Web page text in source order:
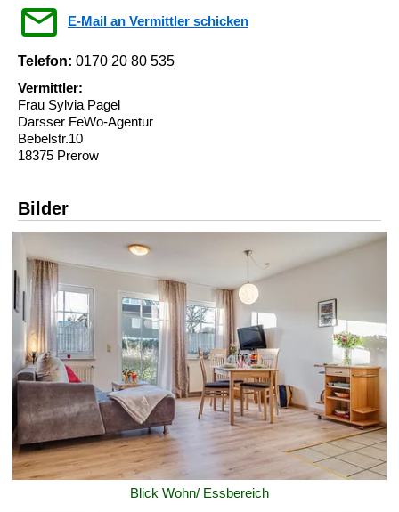
E-Mail an Vermittler schicken
Telefon: 0170 20 80 535
Vermittler:
Frau Sylvia Pagel
Darsser FeWo-Agentur
Bebelstr.10
18375 Prerow
Bilder
Blick Wohn/ Essbereich